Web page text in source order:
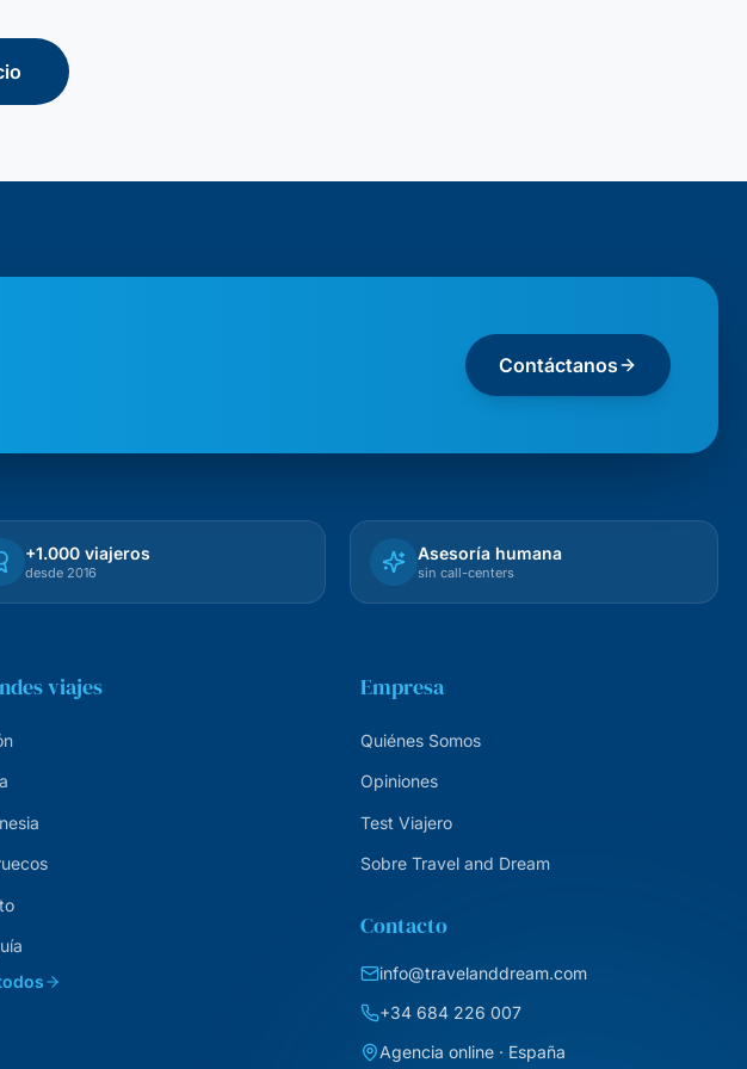
Contáctanos
+1.000 viajeros
desde 2016
Asesoría humana
sin call-centers
viajes Empresa
Quiénes Somos
Opiniones
Test Viajero
Sobre Travel and Dream
Contacto
info@travelanddream.com
+34 684 226 007
Agencia online · España